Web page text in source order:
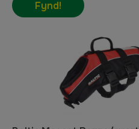
Fynd!